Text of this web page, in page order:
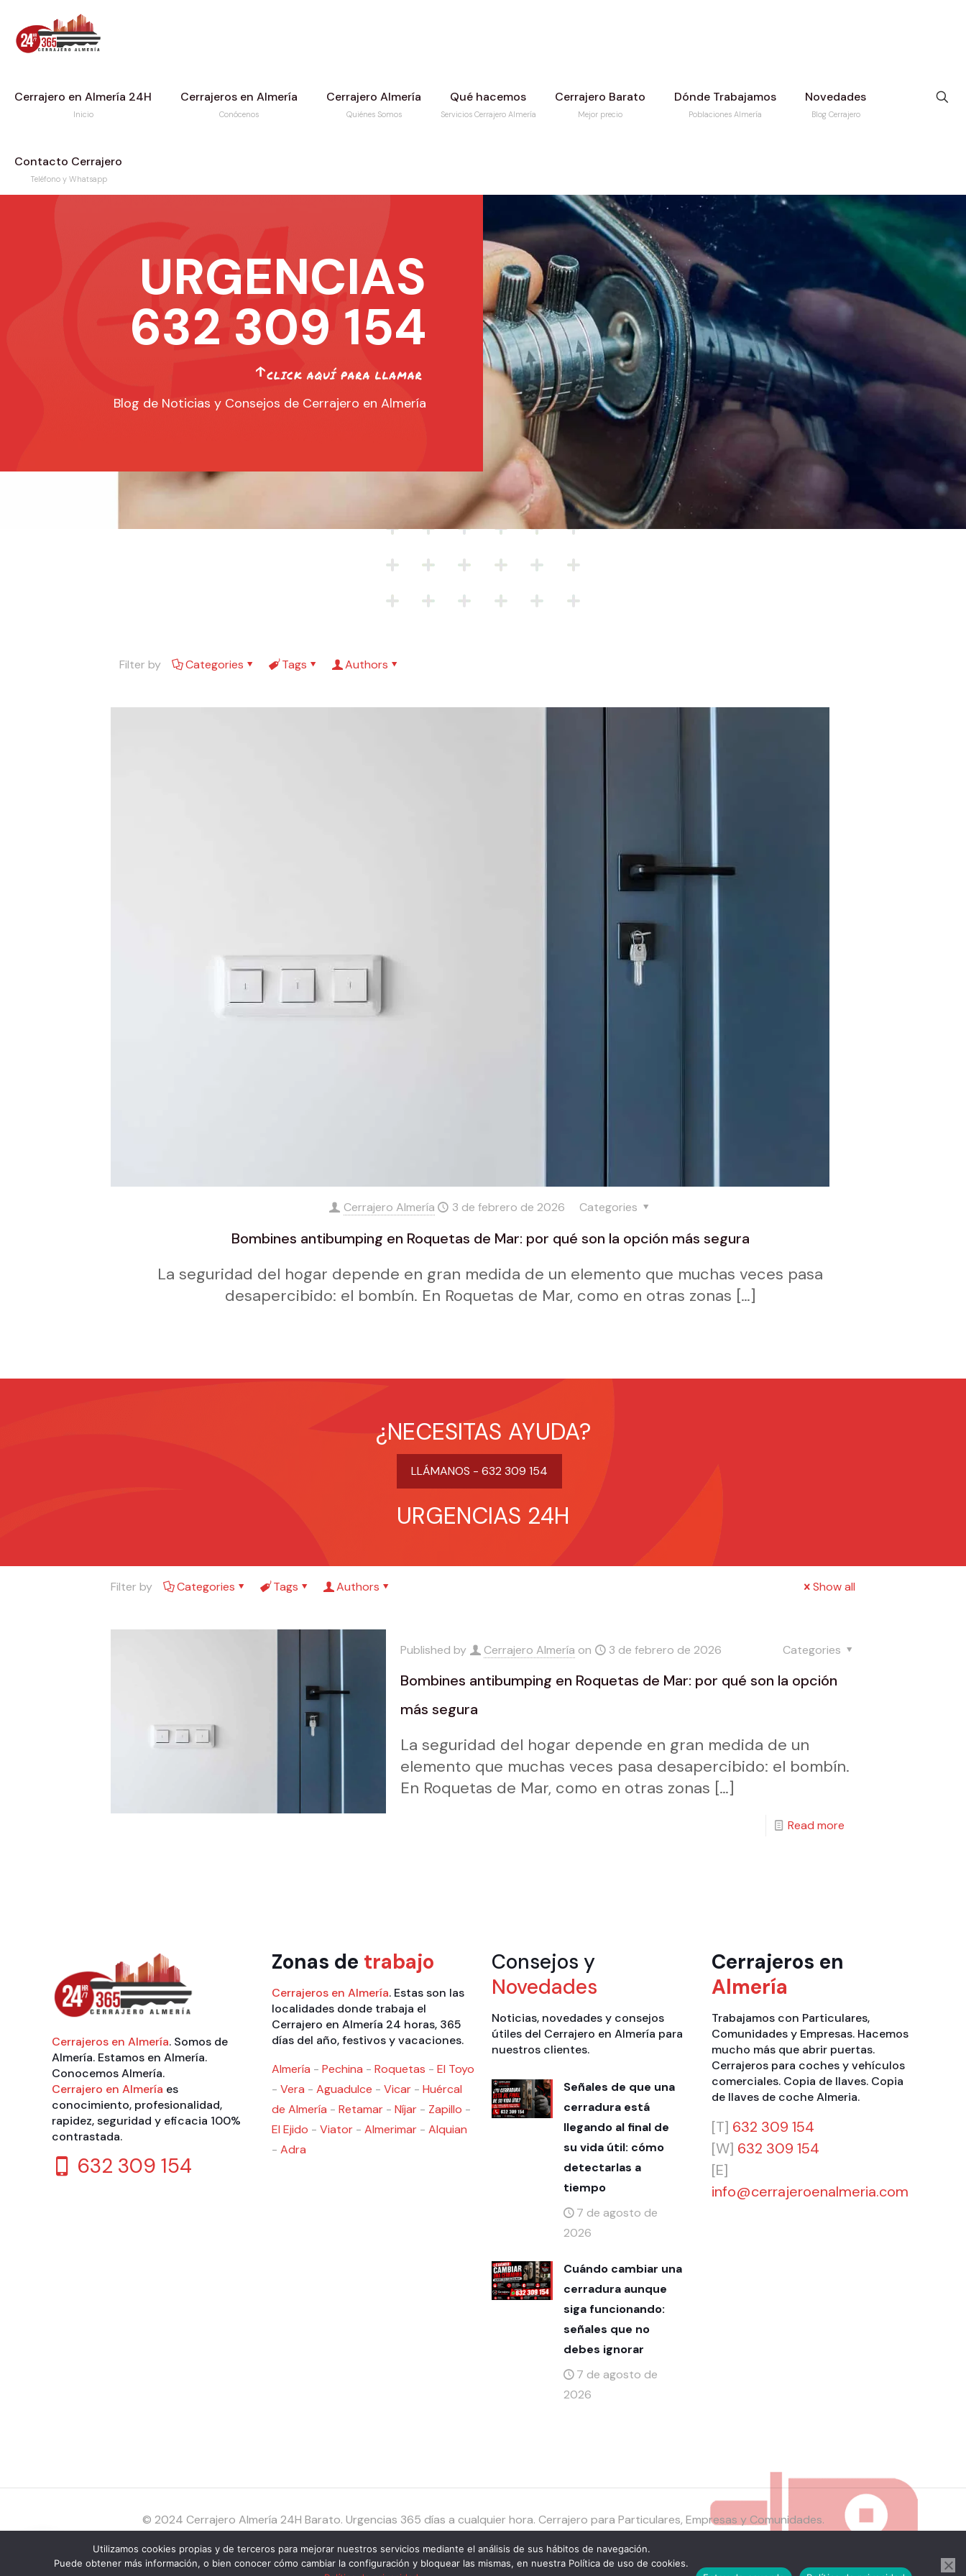
Cerrajero en Almería 24H
Inicio
Cerrajeros en Almería
Conócenos
Cerrajero Almería
Quiénes Somos
Qué hacemos
Servicios Cerrajero Almería
Cerrajero Barato
Mejor precio
Dónde Trabajamos
Poblaciones Almería
Novedades
Blog Cerrajero
Contacto Cerrajero
Teléfono y Whatsapp
URGENCIAS
632 309 154
Blog de Noticias y Consejos de Cerrajero en Almería
Filter by Categories Tags Authors
Cerrajero Almería 3 de febrero de 2026 Categories
Bombines antibumping en Roquetas de Mar: por qué son la opción más segura
La seguridad del hogar depende en gran medida de un elemento que muchas veces pasa
desapercibido: el bombín. En Roquetas de Mar, como en otras zonas […]
¿NECESITAS AYUDA?
LLÁMANOS - 632 309 154
URGENCIAS 24H
Filter by Categories Tags Authors Show all
Published by Cerrajero Almería on 3 de febrero de 2026 Categories
Bombines antibumping en Roquetas de Mar: por qué son la opción
más segura
La seguridad del hogar depende en gran medida de un
elemento que muchas veces pasa desapercibido: el bombín.
En Roquetas de Mar, como en otras zonas […]
Read more
Cerrajeros en Almería. Somos de
Almería. Estamos en Almería.
Conocemos Almería.
Cerrajero en Almería es
conocimiento, profesionalidad,
rapidez, seguridad y eficacia 100%
contrastada.
632 309 154
Zonas de trabajo
Cerrajeros en Almería. Estas son las
localidades donde trabaja el
Cerrajero en Almería 24 horas, 365
días del año, festivos y vacaciones.
Almería - Pechina - Roquetas - El Toyo
- Vera - Aguadulce - Vicar - Huércal
de Almería - Retamar - Níjar - Zapillo -
El Ejido - Viator - Almerimar - Alquian
- Adra
Consejos y
Novedades
Noticias, novedades y consejos
útiles del Cerrajero en Almería para
nuestros clientes.
Señales de que una
cerradura está
llegando al final de
su vida útil: cómo
detectarlas a
tiempo
7 de agosto de
2026
Cuándo cambiar una
cerradura aunque
siga funcionando:
señales que no
debes ignorar
7 de agosto de
2026
Cerrajeros en
Almería
Trabajamos con Particulares,
Comunidadesy Empresas. Hacemos
mucho más que abrir puertas.
Cerrajeros para coches y vehículos
comerciales. Copia de llaves. Copia
de llaves de coche Almeria.
[T] 632 309 154
[W] 632 309 154
[E]
info@cerrajeroenalmeria.com
© 2024 Cerrajero Almería 24H Barato. Urgencias 365 días a cualquier hora. Cerrajero para Particulares, Empresas y Comunidades.
¿En que te podemos ayudar?
Utilizamos cookies propias y de terceros para mejorar nuestros servicios mediante el análisis de sus hábitos de navegación.
Puede obtener más información, o bien conocer cómo cambiar la configuración y bloquear las mismas, en nuestra Política de uso de cookies.